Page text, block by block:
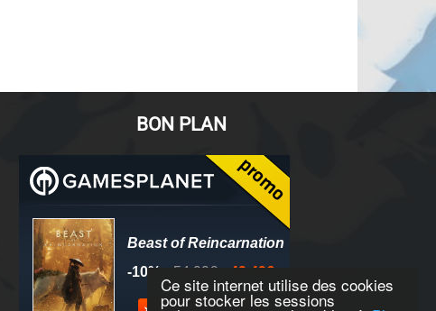
Ce site internet utilise des cookies
pour stocker les sessions
BON PLAN